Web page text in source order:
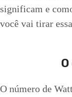
significam e
você vai tirar
O número de